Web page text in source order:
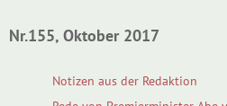
Nr.155, Oktober 2017
Notizen aus der Redaktion